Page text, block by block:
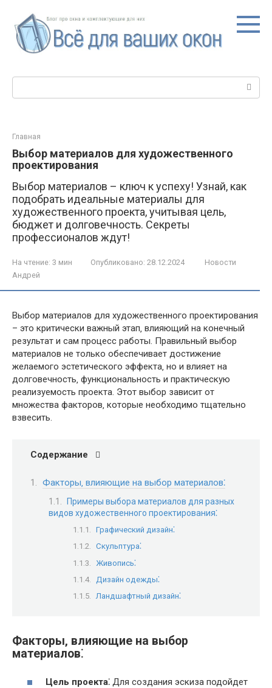
контенту
Главная
Выбор материалов для художественного
проектирования
Выбор материалов – ключ к успеху! Узнай, как
подобрать идеальные материалы для
художественного проекта, учитывая цель,
бюджет и долговечность. Секреты
профессионалов ждут!
На чтение: 3 мин Опубликовано: 28.12.2024
Новости
Андрей
Выбор материалов для художественного проектирования
– это критически важный этап‚ влияющий на конечный
результат и сам процесс работы. Правильный выбор
материалов не только обеспечивает достижение
желаемого эстетического эффекта‚ но и влияет на
долговечность‚ функциональность и практическую
реализуемость проекта. Этот выбор зависит от
множества факторов‚ которые необходимо тщательно
взвесить.
Содержание
Факторы‚ влияющие на выбор материалов⁚
Примеры выбора материалов для разных
видов художественного проектирования⁚
Графический дизайн⁚
Скульптура⁚
Живопись⁚
Дизайн одежды⁚
Ландшафтный дизайн⁚
Факторы‚ влияющие на выбор
материалов⁚
Цель проекта⁚ Для создания эскиза подойдет